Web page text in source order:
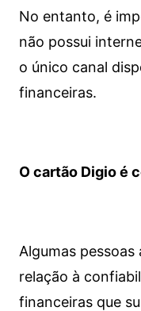
No entanto, é
não possui
o único canal
financeiras.
O cartão Digio é
Algumas
relação à
financeiras que